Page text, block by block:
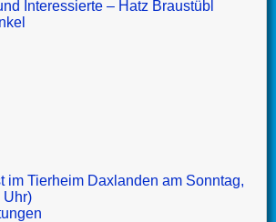
Interessierte – Hatz Braustübl
im Tierheim Daxlanden am Sonntag,
Uhr)